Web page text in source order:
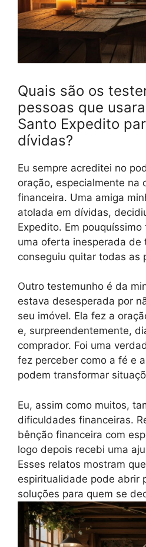
Quais são os
pessoas que
Santo Expedito
dívidas?
Eu sempre acreditei no
oração, especialmente na
financeira. Uma amiga
atolada em dívidas,
Expedito. Em
uma oferta inesperada de
conseguiu quitar todas as
Outro testemunho é da
estava desesperada por
seu imóvel. Ela fez a
e, surpreendentemente,
comprador. Foi uma
fez perceber como a fé e
podem transformar
Eu, assim como muitos,
dificuldades financeiras.
bênção financeira com
logo depois recebi uma
Esses relatos mostram
espiritualidade pode abrir
soluções para quem se